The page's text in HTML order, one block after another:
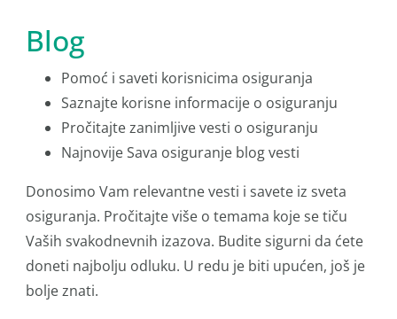
Blog
Pomoć i saveti korisnicima osiguranja
Saznajte korisne informacije o osiguranju
Pročitajte zanimljive vesti o osiguranju
Najnovije Sava osiguranje blog vesti
Donosimo Vam relevantne vesti i savete iz sveta
osiguranja. Pročitajte više o temama koje se tiču
Vaših svakodnevnih izazova. Budite sigurni da ćete
doneti najbolju odluku. U redu je biti upućen, još je
bolje znati.